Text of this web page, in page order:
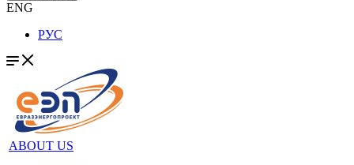
ENG
РУС
ABOUT US